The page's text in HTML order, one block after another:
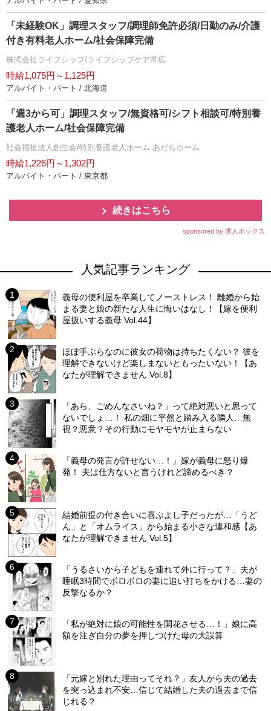
「未経験OK」調理スタッフ/調理師免許必須/日勤のみ/介護
付き有料老人ホーム/社会保障完備
株式会社ライフシップ/ライフシップケア帯広
時給1,075円～1,125円
アルバイト・パート / 北海道
「週3から可」調理スタッフ/無資格可/シフト相談可/特別養
護老人ホーム/社会保障完備
社会福祉法人創生会/特別養護老人ホーム あだちホーム
時給1,226円～1,302円
アルバイト・パート / 東京都
続きはこちら
sponsored by 求人ボックス
人気記事ランキング
義母の便利屋を卒業してノーストレス！ 離婚から始
まる妻と娘の新たな人生に悔いはなし！【嫁を便利
屋扱いする義母 Vol.44】
ほぼ手ぶらなのに彼女の荷物は持ちたくない？ 彼を
理解できないけど楽しまないともったいない！【あ
なたが理解できません Vol.8】
「あら、ごめんなさいね？」って絶対悪いと思って
ないでしょ…！ 私の畑に平然と踏み入る隣人…無
視？悪意？その行動にモヤモヤが止まらない
「義母の発言が許せない…！」嫁が義母に怒り爆
発！ 夫は仕方ないと言うけれど諦めるべき？
結婚前提の付き合いに喜ぶよし子だったが…「うど
ん」と「オムライス」から始まる小さな違和感【あ
なたが理解できません Vol.5】
「うるさいから子どもを連れて外に行って？」夫が
睡眠3時間でボロボロの妻に追い打ちをかける…妻の
反撃なるか？
「私が絶対に娘の可能性を開花させる…！」娘に高
額を注ぎ自分の夢を押しつけた母の大誤算
「元嫁と別れた理由ってそれ？」友人から夫の過去
を突っ込まれ不安…信じて結婚した夫の過去まで信
じれる？